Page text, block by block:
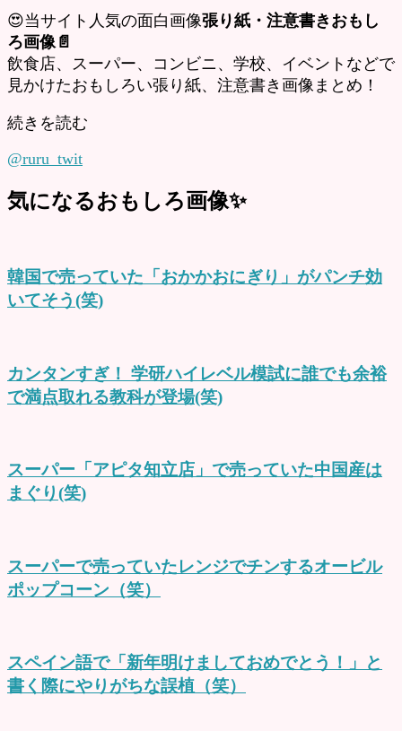
😍当サイト人気の面白画像張り紙・注意書きおもし
ろ画像📄
飲食店、スーパー、コンビニ、学校、イベントなどで
見かけたおもしろい張り紙、注意書き画像まとめ！
続きを読む
@ruru_twit
気になるおもしろ画像✨
韓国で売っていた「おかかおにぎり」がパンチ効
いてそう(笑)
カンタンすぎ！ 学研ハイレベル模試に誰でも余裕
で満点取れる教科が登場(笑)
スーパー「アピタ知立店」で売っていた中国産は
まぐり(笑)
スーパーで売っていたレンジでチンするオービル
ポップコーン（笑）
スペイン語で「新年明けましておめでとう！」と
書く際にやりがちな誤植（笑）